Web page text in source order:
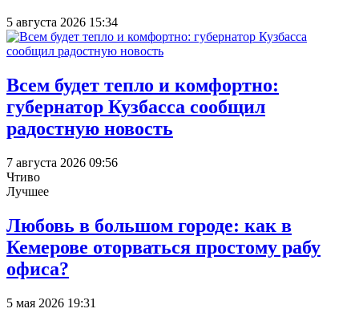
5 августа 2026 15:34
Всем будет тепло и комфортно:
губернатор Кузбасса сообщил
радостную новость
7 августа 2026 09:56
Чтиво
Лучшее
Любовь в большом городе: как в
Кемерове оторваться простому рабу
офиса?
5 мая 2026 19:31